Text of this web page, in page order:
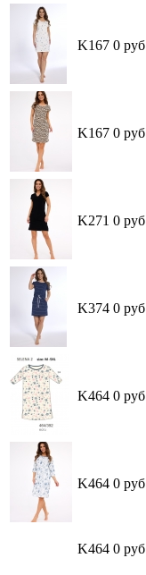
K167 0 руб
K167 0 руб
K271 0 руб
K374 0 руб
K464 0 руб
K464 0 руб
K464 0 руб